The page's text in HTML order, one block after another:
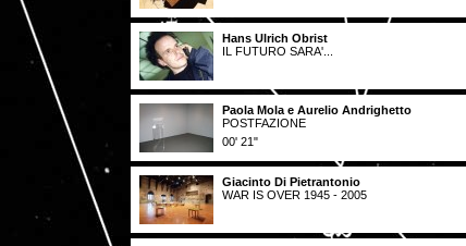
Hans Ulrich Obrist
IL FUTURO SARA'...
Paola Mola e Aurelio Andrighetto
POSTFAZIONE
00' 21"
Giacinto Di Pietrantonio
WAR IS OVER 1945 - 2005